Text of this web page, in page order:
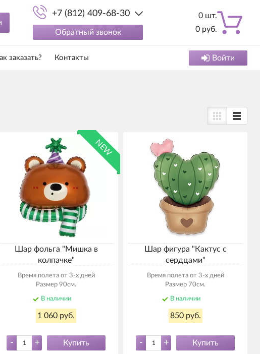
+7 (812) 409-68-30
Обратный звонок
0 шт.
0 руб.
заказать? Контакты Войти
NEW
Шар фольга "Мишка в
колпачке"
Время полета от 3-х дней
Размер 90см.
В наличии
1 060 руб.
- + Купить
Шар фигура "Кактус с
сердцами"
Время полета от 3-х дней
Размер 70см.
В наличии
850 руб.
- + Купить